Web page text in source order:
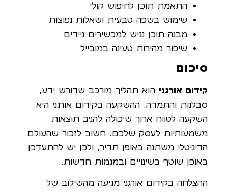
התאמת תוכן לחיפוש קולי
שימוש בשפה טבעית ושאלות נפוצות
מבנה תוכן נגיש למכשירים ניידים
שיפור מהירות טעינה במובייל
סיכום
קידום אורגני הוא תהליך מורכב שדורש ידע,
סבלנות והתמדה. ההשקעה בקידום אורגני היא
השקעה לטווח ארוך שיכולה להניב תוצאות
משמעותיות לעסק שלכם. חשוב לזכור שהעולם
הדיגיטלי משתנה באופן תדיר, ולכן יש להתעדכן
באופן שוטף בשינויים ובמגמות חדשות.
ההצלחה בקידום אורגני מגיעה מהשילוב של